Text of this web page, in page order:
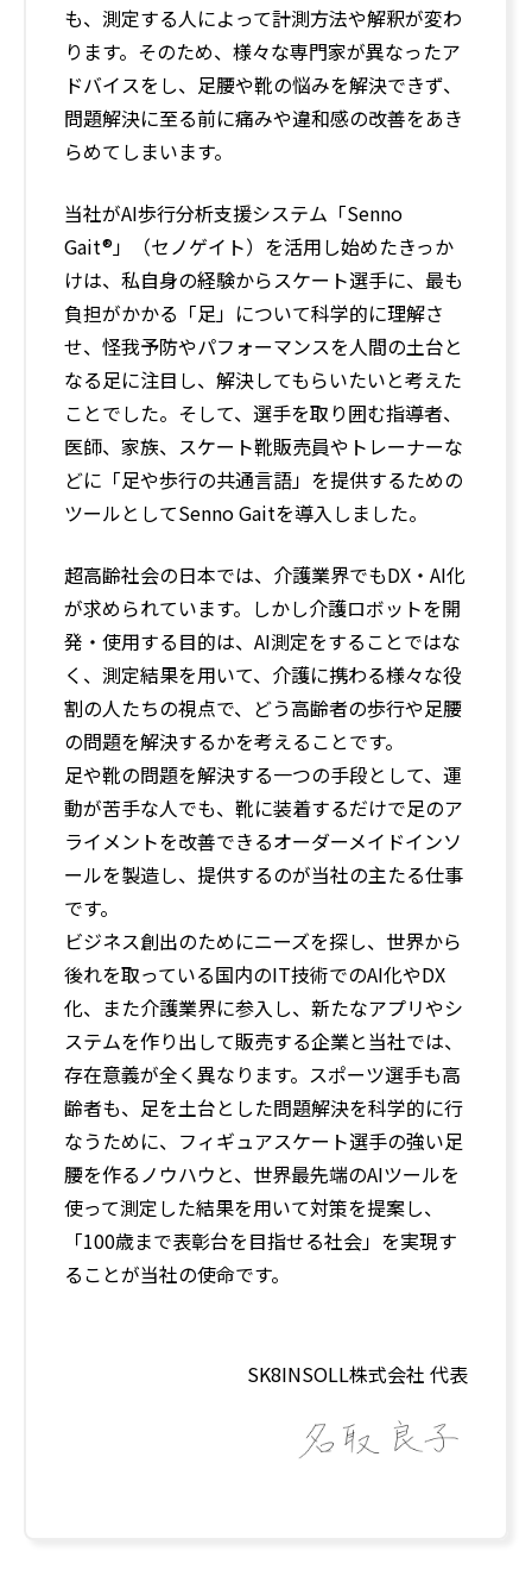
も、測定する人によって計測方法や解釈が変わ
ります。そのため、様々な専門家が異なったア
ドバイスをし、足腰や靴の悩みを解決できず、
問題解決に至る前に痛みや違和感の改善をあき
らめてしまいます。
当社がAI歩行分析支援システム「Senno
Gait®」（セノゲイト）を活用し始めたきっか
けは、私自身の経験からスケート選手に、最も
負担がかかる「足」について科学的に理解さ
せ、怪我予防やパフォーマンスを人間の土台と
なる足に注目し、解決してもらいたいと考えた
ことでした。そして、選手を取り囲む指導者、
医師、家族、スケート靴販売員やトレーナーな
どに「足や歩行の共通言語」を提供するための
ツールとしてSenno Gaitを導入しました。
超高齢社会の日本では、介護業界でもDX・AI化
が求められています。しかし介護ロボットを開
発・使用する目的は、AI測定をすることではな
く、測定結果を用いて、介護に携わる様々な役
割の人たちの視点で、どう高齢者の歩行や足腰
の問題を解決するかを考えることです。
足や靴の問題を解決する一つの手段として、運
動が苦手な人でも、靴に装着するだけで足のア
ライメントを改善できるオーダーメイドインソ
ールを製造し、提供するのが当社の主たる仕事
です。
ビジネス創出のためにニーズを探し、世界から
後れを取っている国内のIT技術でのAI化やDX
化、また介護業界に参入し、新たなアプリやシ
ステムを作り出して販売する企業と当社では、
存在意義が全く異なります。スポーツ選手も高
齢者も、足を土台とした問題解決を科学的に行
なうために、フィギュアスケート選手の強い足
腰を作るノウハウと、世界最先端のAIツールを
使って測定した結果を用いて対策を提案し、
「100歳まで表彰台を目指せる社会」を実現す
ることが当社の使命です。
SK8INSOLL株式会社 代表